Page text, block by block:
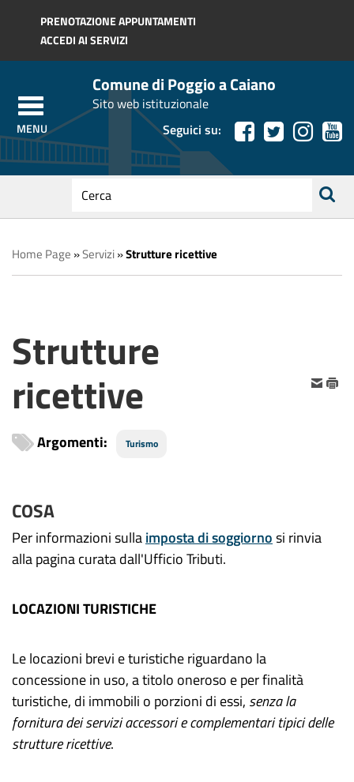
Regione Toscana
PRENOTAZIONE APPUNTAMENTI
ACCEDI AI SERVIZI
Comune di Poggio a Caiano
Sito web istituzionale
Seguici su:
testo
da
cercare
ricerca
Home Page »Servizi»Strutture ricettive
Strutture
ricettive
Argomenti: Turismo
COSA
Per informazioni sullaimposta di soggiornosi rinvia
alla pagina curata dall'Ufficio Tributi.
LOCAZIONI TURISTICHE
Le locazioni brevi e turistiche riguardano la
concessione in uso, a titolo oneroso e per finalità
turistiche, di immobili o porzioni di essi, senza la
fornitura dei servizi accessori e complementari tipici delle
strutture ricettive.